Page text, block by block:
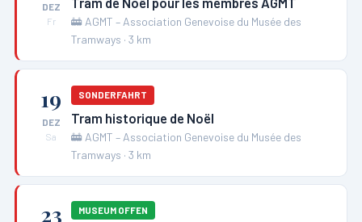
DEZ
Fr
🚋 AGMT – Association Genevoise du Musée des
Tramways ·3 km
19
DEZ
Sa
SONDERFAHRT
Tram historique de Noël
🚋 AGMT – Association Genevoise du Musée des
Tramways ·3 km
23 MUSEUM OFFEN